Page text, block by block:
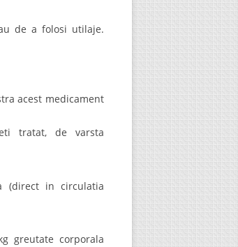
de a folosi utilaje.
acest medicament
tratat, de varsta
(direct in circulatia
greutate corporala